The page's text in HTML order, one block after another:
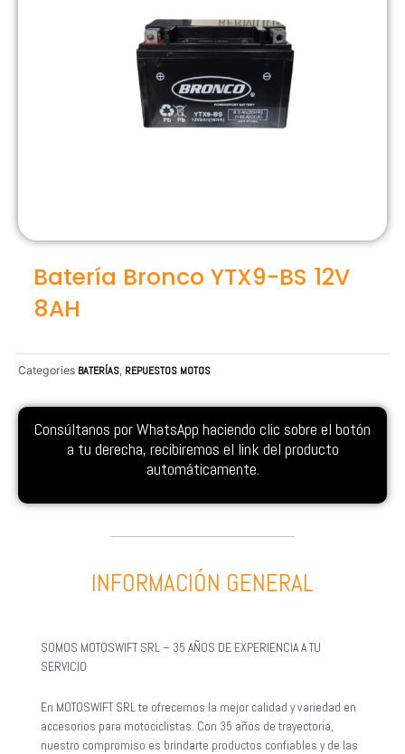
Batería Bronco YTX9-BS 12V
8AH
Categories BATERÍAS, REPUESTOS MOTOS
Consúltanos por WhatsApp haciendo clic sobre el botón
a tu derecha, recibiremos el link del producto
automáticamente.
INFORMACIÓN GENERAL
SOMOS MOTOSWIFT SRL – 35 AÑOS DE EXPERIENCIA A TU
SERVICIO
En MOTOSWIFT SRL te ofrecemos la mejor calidad y variedad en
accesorios para motociclistas. Con 35 años de trayectoria,
nuestro compromiso es brindarte productos confiables y de las